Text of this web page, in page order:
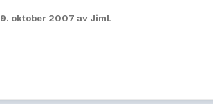
9. oktober 2007 av JimL